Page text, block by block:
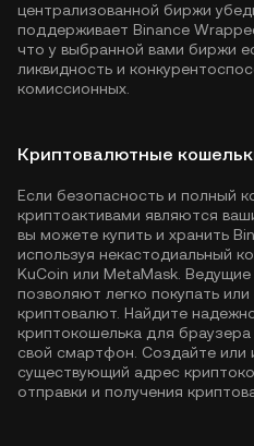
централизованной биржи
поддерживает Binance
что у выбранной вами биржи
ликвидность и
комиссионных.
Криптовалютные
Если безопасность и полный
криптоактивами являются
вы можете купить и хранить
используя некастодиальный
KuCoin или MetaMask.
позволяют легко покупать
криптовалют. Найдите
криптокошелька для
свой смартфон. Создайте или
существующий адрес
отправки и получения